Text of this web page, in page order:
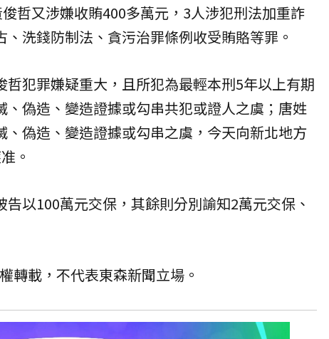
哲又涉嫌收賄400多萬元，3人涉犯刑法加重詐
洗錢防制法、貪污治罪條例收受賄賂等罪。
哲犯罪嫌疑重大，且所犯為最輕本刑5年以上有期
、偽造、變造證據或勾串共犯或證人之虞；唐姓
、偽造、變造證據或勾串之虞，今天向新北地方
。
以100萬元交保，其餘則分別諭知2萬元交保、
轉載，不代表東森新聞立場。